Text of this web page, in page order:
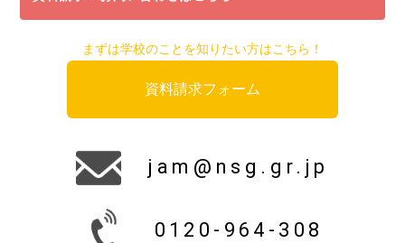
まずは学校のことを知りたい方はこちら！
資料請求フォーム
jam@nsg.gr.jp
0120-964-308